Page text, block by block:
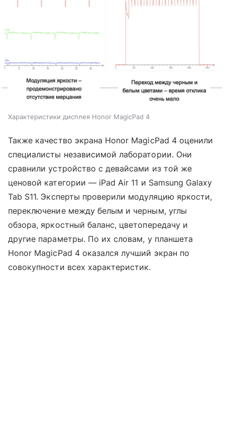
Характеристики дисплея Honor MagicPad 4
Также качество экрана Honor MagicPad 4 оценили
специалисты независимой лаборатории. Они
сравнили устройство с девайсами из той же
ценовой категории — iPad Air 11 и Samsung Galaxy
Tab S11. Эксперты проверили модуляцию яркости,
переключение между белым и черным, углы
обзора, яркостный баланс, цветопередачу и
другие параметры. По их словам, у планшета
Honor MagicPad 4 оказался лучший экран по
совокупности всех характеристик.